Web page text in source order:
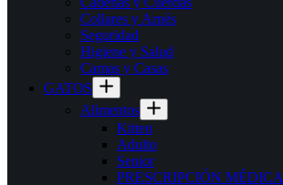
Collares y Arnés
Seguridad
Higiene y Salud
Camas y Casas
GATOS
Alimentos
Kitten
Adulto
Senior
PRESCRIPCIÓN MÉDICA